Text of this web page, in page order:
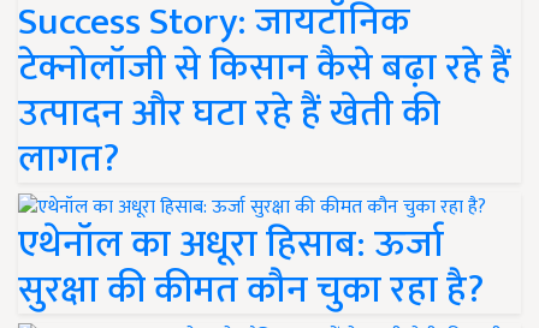
Success Story: जायटॉनिक
टेक्नोलॉजी से किसान कैसे बढ़ा रहे हैं
उत्पादन और घटा रहे हैं खेती की
लागत?
एथेनॉल का अधूरा हिसाब: ऊर्जा
सुरक्षा की कीमत कौन चुका रहा है?